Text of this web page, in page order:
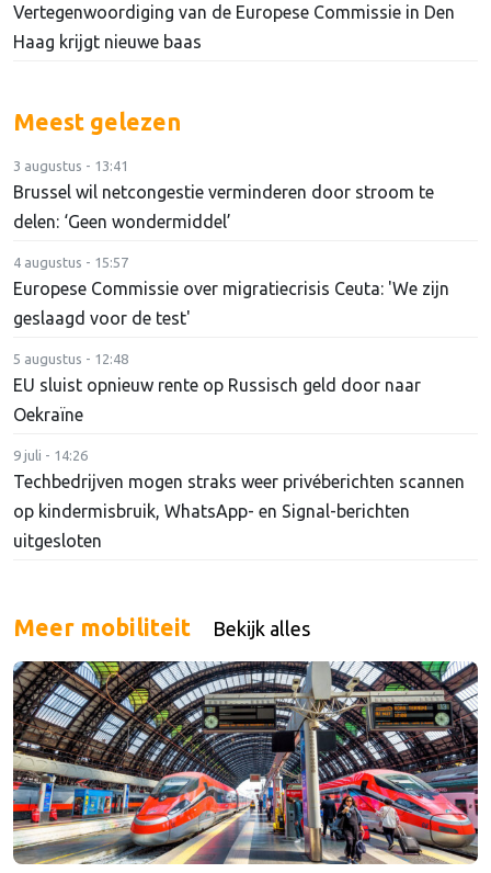
Vertegenwoordiging van de Europese Commissie in Den
Haag krijgt nieuwe baas
Meest gelezen
3 augustus - 13:41
Brussel wil netcongestie verminderen door stroom te
delen: ‘Geen wondermiddel’
4 augustus - 15:57
Europese Commissie over migratiecrisis Ceuta: 'We zijn
geslaagd voor de test'
5 augustus - 12:48
EU sluist opnieuw rente op Russisch geld door naar
Oekraïne
9 juli - 14:26
Techbedrijven mogen straks weer privéberichten scannen
op kindermisbruik, WhatsApp- en Signal-berichten
uitgesloten
Meer mobiliteit Bekijk alles